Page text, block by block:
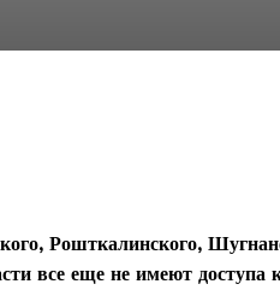
Рошткалинского,
все еще не имеют доступа